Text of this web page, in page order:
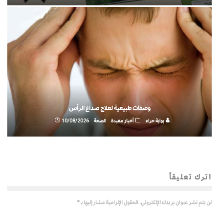
وصفات طبيعية لعلاج صداع الرأس
بوابة حراء أخبار مفيدة الصحة 10/08/2026
اترك تعليقاً
لن يتم نشر عنوان بريدك الإلكتروني. الحقول الإلزامية مشار إليها بـ*